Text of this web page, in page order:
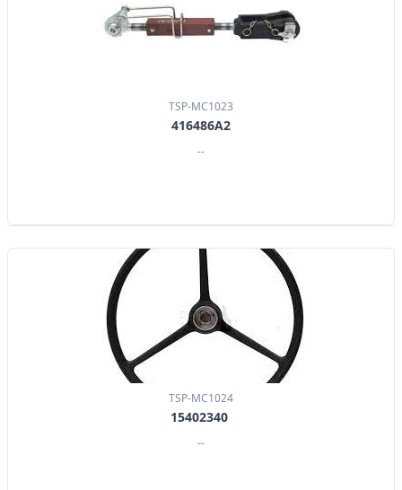
TSP-MC1023
416486A2
--
TSP-MC1024
15402340
--